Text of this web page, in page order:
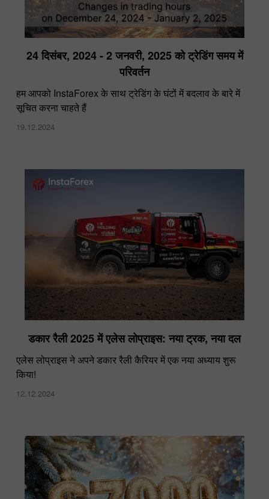
24 दिसंबर, 2024 - 2 जनवरी, 2025 को ट्रेडिंग समय में
परिवर्तन
हम आपको InstaForex के साथ ट्रेडिंग के घंटों में बदलाव के बारे में
सूचित करना चाहते हैं
19.12.2024
डकार रैली 2025 में एलेस लोप्राइस: नया ट्रक, नया दल
एलेस लोप्राइस ने अपने डकार रैली कैरियर में एक नया अध्याय शुरू
किया!
12.12.2024